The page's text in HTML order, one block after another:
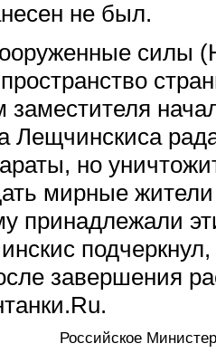
не был.
силы
Лещчинскиса
но
мирные
принадлежали
подчеркнул,
завершения
Российское